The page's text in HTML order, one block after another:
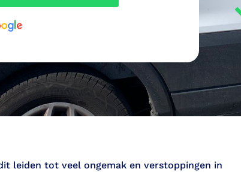
leiden tot veel ongemak en verstoppingen in